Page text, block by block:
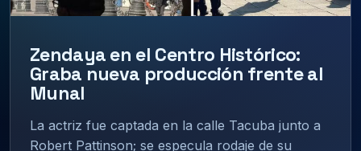
Zendaya en el Centro Histórico:
Graba nueva producción frente al
Munal
La actriz fue captada en la calle Tacuba junto a
Robert Pattinson; se especula rodaje de su